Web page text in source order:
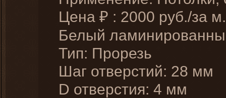
Цена ₽ : 2000 руб./за
Белый
Тип: Прорезь
Шаг отверстий: 28 мм
D отверстия: 4 мм